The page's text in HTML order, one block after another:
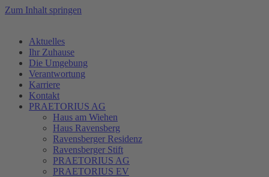
Zum Inhalt springen
Aktuelles
Ihr Zuhause
Die Umgebung
Verantwortung
Karriere
Kontakt
PRAETORIUS AG
Haus am Wiehen
Haus Ravensberg
Ravensberger Residenz
Ravensberger Stift
PRAETORIUS AG
PRAETORIUS EV